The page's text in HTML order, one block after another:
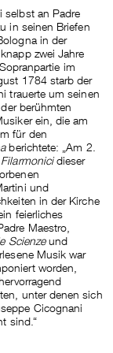
an Padre
in seinen Briefen
in der
zwei Jahre
im
1784 starb der
trauerte um seinen
berühmten
ein, die am
für den
berichtete: „Am 2.
dieser
und
in der Kirche
feierliches
Maestro,
Scienzeund
Musik war
worden,
unter denen sich
Cicognani
sind.“